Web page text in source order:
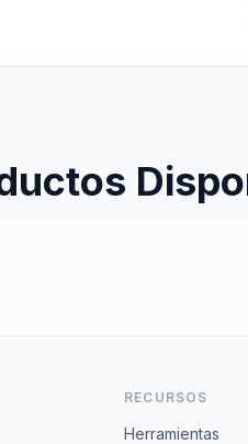
RECURSOS
Herramientas